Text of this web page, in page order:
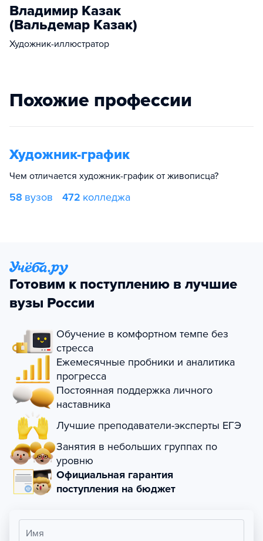
Владимир Казак
(Вальдемар Казак)
Художник-иллюстратор
Похожие профессии
Художник-график
Чем отличается художник-график от живописца?
58 вузов 472 колледжа
Готовим к поступлению в лучшие
вузы России
Обучение в комфортном темпе без
стресса
Ежемесячные пробники и аналитика
прогресса
Постоянная поддержка личного
наставника
Лучшие преподаватели-эксперты ЕГЭ
Занятия в небольших группах по
уровню
Официальная гарантия
поступления на бюджет
Имя